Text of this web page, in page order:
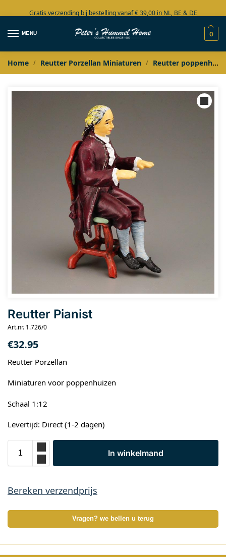
Gratis verzending bij bestelling vanaf € 39,00 in NL, BE & DE
Grote collectie in voorraad
MENU 0
Home / Reutter Porzellan Miniaturen / Reutter poppenhuis miniaturen
Reutter Pianist
Art.nr. 1.726/0
€32.95
Reutter Porzellan
Miniaturen voor poppenhuizen
Schaal 1:12
Levertijd: Direct (1-2 dagen)
In winkelmand
Bereken verzendprijs
Vragen? we bellen u terug